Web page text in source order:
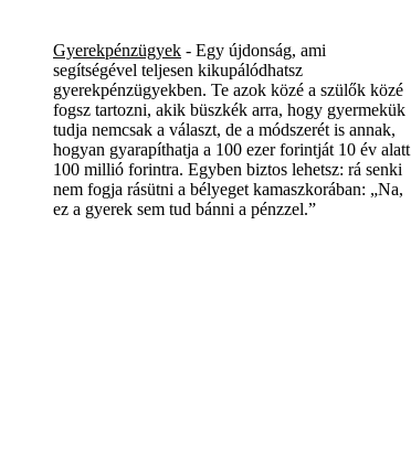
Gyerekpénzügyek - Egy újdonság, ami
segítségével teljesen kikupálódhatsz
gyerekpénzügyekben. Te azok közé a szülők közé
fogsz tartozni, akik büszkék arra, hogy gyermekük
tudja nemcsak a választ, de a módszerét is annak,
hogyan gyarapíthatja a 100 ezer forintját 10 év alatt
100 millió forintra. Egyben biztos lehetsz: rá senki
nem fogja rásütni a bélyeget kamaszkorában: „Na,
ez a gyerek sem tud bánni a pénzzel.”